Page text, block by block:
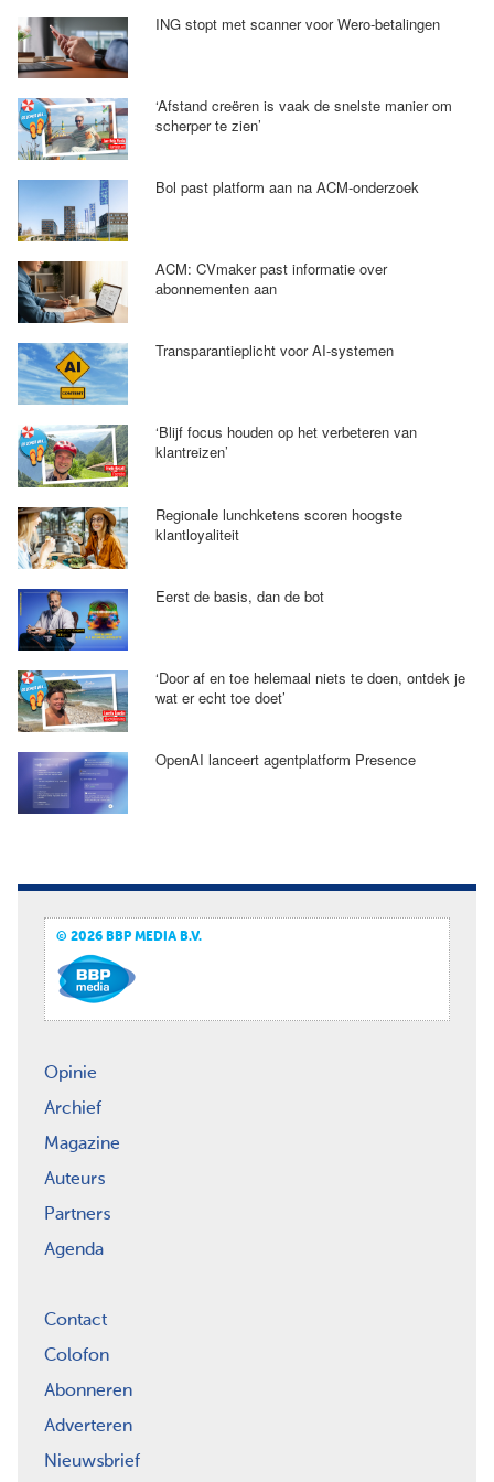
ING stopt met scanner voor Wero-betalingen
‘Afstand creëren is vaak de snelste manier om
scherper te zien’
Bol past platform aan na ACM-onderzoek
ACM: CVmaker past informatie over
abonnementen aan
Transparantieplicht voor AI-systemen
‘Blijf focus houden op het verbeteren van
klantreizen’
Regionale lunchketens scoren hoogste
klantloyaliteit
Eerst de basis, dan de bot
‘Door af en toe helemaal niets te doen, ontdek je
wat er echt toe doet’
OpenAI lanceert agentplatform Presence
© 2026 BBP MEDIA B.V.
Opinie
Archief
Magazine
Auteurs
Partners
Agenda
Contact
Colofon
Abonneren
Adverteren
Nieuwsbrief